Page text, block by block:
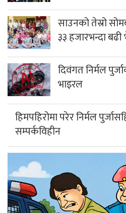
साउनको तेस्रो
३३ हजारभन्दा
दिवंगत निर्मल
भाइरल
हिमपहिरोमा परेर निर्मल
सम्पर्कविहीन